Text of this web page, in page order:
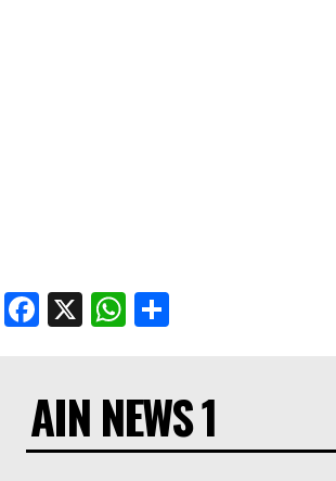
Facebook
X WhatsApp
AIN NEWS 1